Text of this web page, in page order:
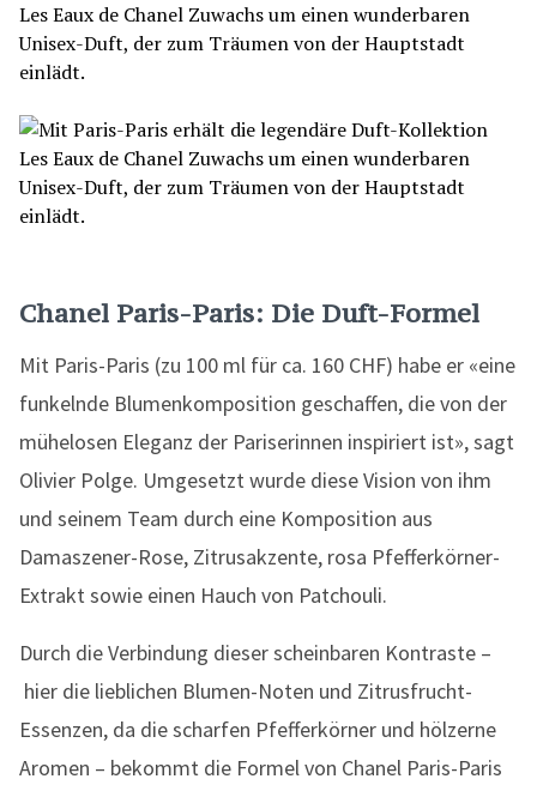
Chanel Paris-Paris: Die Duft-Formel
Mit Paris-Paris (zu 100 ml für ca. 160 CHF) habe er «eine
funkelnde Blumenkomposition geschaffen, die von der
mühelosen Eleganz der Pariserinnen inspiriert ist», sagt
Olivier Polge. Umgesetzt wurde diese Vision von ihm
und seinem Team durch eine Komposition aus
Damaszener-Rose, Zitrusakzente, rosa Pfefferkörner-
Extrakt sowie einen Hauch von Patchouli.
Durch die Verbindung dieser scheinbaren Kontraste –
hier die lieblichen Blumen-Noten und Zitrusfrucht-
Essenzen, da die scharfen Pfefferkörner und hölzerne
Aromen – bekommt die Formel von Chanel Paris-Paris